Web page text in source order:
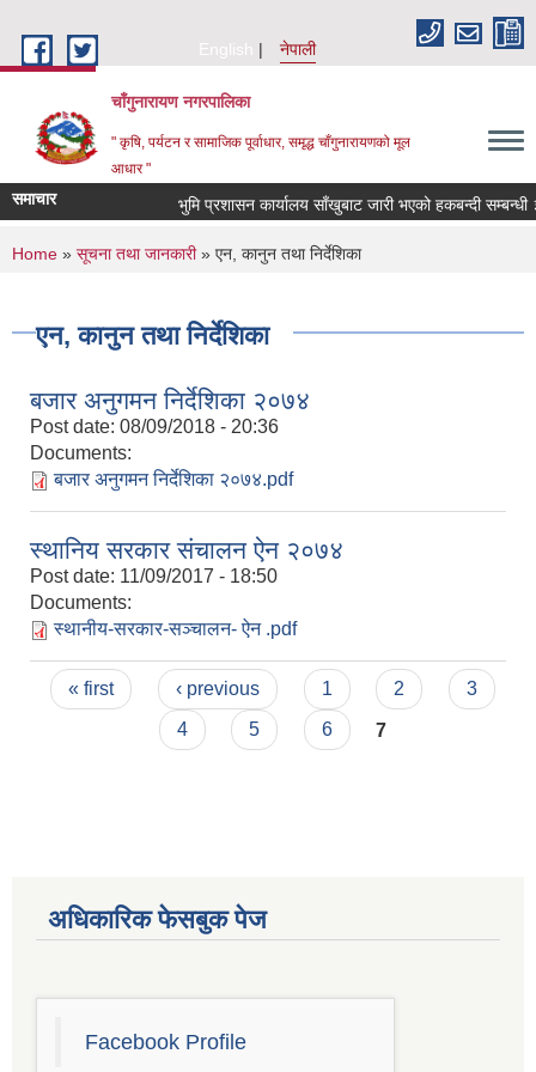
English
नेपाली
चाँगुनारायण नगरपालिका
" कृषि, पर्यटन र सामाजिक पूर्वाधार, समृद्ध चाँगुनारायणको मूल
आधार "
समाचार भुमि प्रशासन कार्यालय साँखुबाट जारी भएको हकबन्दी सम्बन्धी
You are here
Home » सूचना तथा जानकारी» एन, कानुन तथा निर्देशिका
एन, कानुन तथा निर्देशिका
बजार अनुगमन निर्देशिका २०७४
Post date: 08/09/2018 - 20:36
Documents:
बजार अनुगमन निर्देशिका २०७४.pdf
स्थानिय सरकार संचालन ऐन २०७४
Post date: 11/09/2017 - 18:50
Documents:
स्थानीय-सरकार-सञ्चालन- ऐन .pdf
Pages
« first ‹ previous 1 2
3
4
5 6 7
अधिकारिक फेसबुक पेज
Facebook Profile